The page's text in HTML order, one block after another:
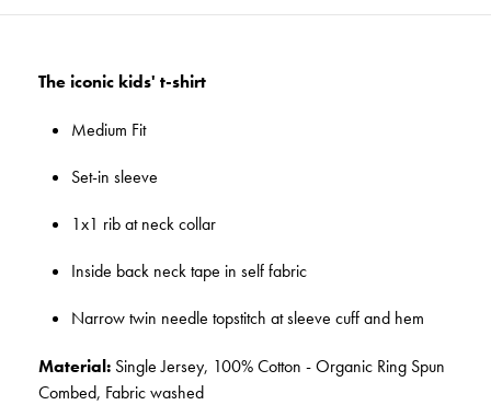
The iconic kids' t-shirt
Medium Fit
Set-in sleeve
1x1 rib at neck collar
Inside back neck tape in self fabric
Narrow twin needle topstitch at sleeve cuff and hem
Material: Single Jersey, 100% Cotton - Organic Ring Spun
Combed, Fabric washed